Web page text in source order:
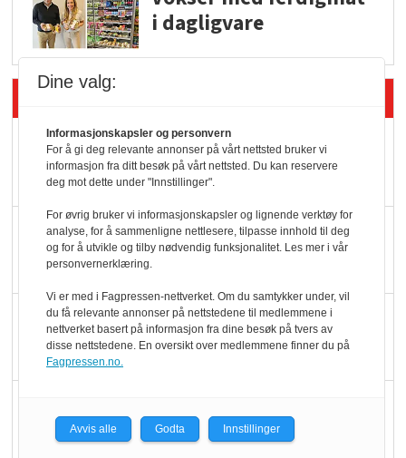
i dagligvare
Siste artikler - Butikk i praksis
Rema-flaggskip
dundrer videre
Slik opprettholdes
ølsalget
Færre varer, men fulle
hyller
Dine valg:
Informasjonskapsler og personvern
For å gi deg relevante annonser på vårt nettsted bruker vi
informasjon fra ditt besøk på vårt nettsted. Du kan reservere
deg mot dette under "Innstillinger".
For øvrig bruker vi informasjonskapsler og lignende verktøy for
analyse, for å sammenligne nettlesere, tilpasse innhold til deg
og for å utvikle og tilby nødvendig funksjonalitet. Les mer i vår
personvernerklæring.
Vi er med i Fagpressen-nettverket. Om du samtykker under, vil
du få relevante annonser på nettstedene til medlemmene i
nettverket basert på informasjon fra dine besøk på tvers av
disse nettstedene. En oversikt over medlemmene finner du på
Fagpressen.no.
Avvis alle Godta Innstillinger